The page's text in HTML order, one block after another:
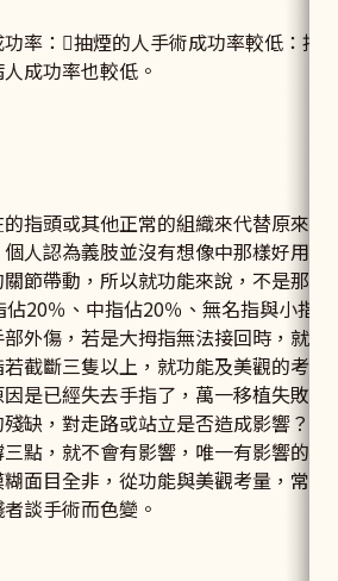
率：抽煙的人手術成功率較低：抽
成功率也較低。
指頭或其他正常的組織來代替原來
人認為義肢並沒有想像中那樣好用
節帶動，所以就功能來說，不是那
20％、中指佔20％、無名指與小指
外傷，若是大拇指無法接回時，就
截斷三隻以上，就功能及美觀的考
是已經失去手指了，萬一移植失敗
缺，對走路或站立是否造成影響？
點，就不會有影響，唯一有影響的
面目全非，從功能與美觀考量，常
談手術而色變。